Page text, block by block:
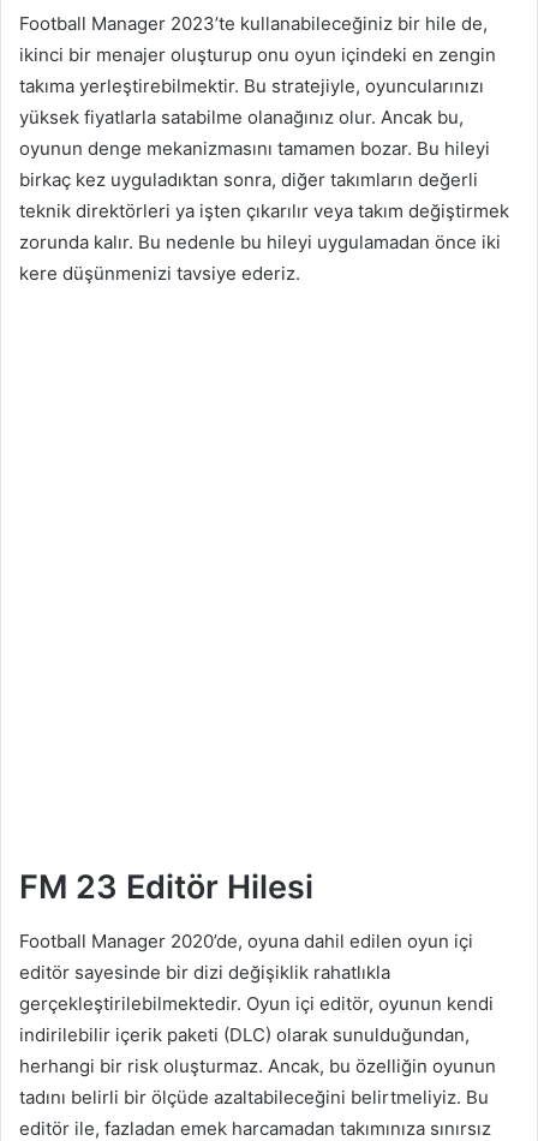
Football Manager 2023’te kullanabileceğiniz bir hile de,
ikinci bir menajer oluşturup onu oyun içindeki en zengin
takıma yerleştirebilmektir. Bu stratejiyle, oyuncularınızı
yüksek fiyatlarla satabilme olanağınız olur. Ancak bu,
oyunun denge mekanizmasını tamamen bozar. Bu hileyi
birkaç kez uyguladıktan sonra, diğer takımların değerli
teknik direktörleri ya işten çıkarılır veya takım değiştirmek
zorunda kalır. Bu nedenle bu hileyi uygulamadan önce iki
kere düşünmenizi tavsiye ederiz.
FM 23 Editör Hilesi
Football Manager 2020’de, oyuna dahil edilen oyun içi
editör sayesinde bir dizi değişiklik rahatlıkla
gerçekleştirilebilmektedir. Oyun içi editör, oyunun kendi
indirilebilir içerik paketi (DLC) olarak sunulduğundan,
herhangi bir risk oluşturmaz. Ancak, bu özelliğin oyunun
tadını belirli bir ölçüde azaltabileceğini belirtmeliyiz. Bu
editör ile, fazladan emek harcamadan takımınıza sınırsız